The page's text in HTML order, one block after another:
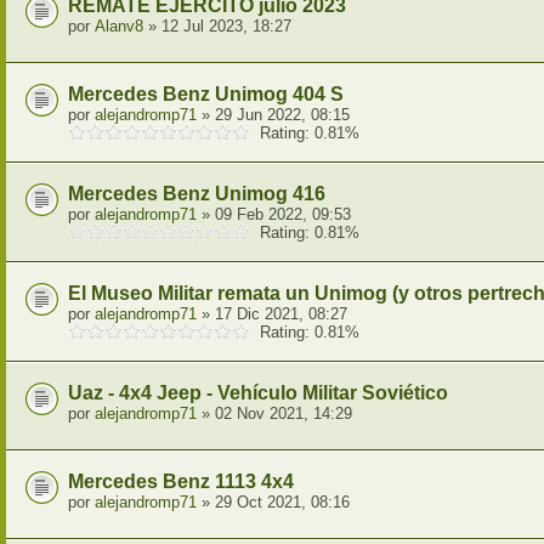
REMATE EJERCITO julio 2023
por Alanv8 » 12 Jul 2023, 18:27
Mercedes Benz Unimog 404 S
por alejandromp71 » 29 Jun 2022, 08:15
Rating: 0.81%
Mercedes Benz Unimog 416
por alejandromp71 » 09 Feb 2022, 09:53
Rating: 0.81%
El Museo Militar remata un Unimog (y otros
por alejandromp71 » 17 Dic 2021, 08:27
Rating: 0.81%
Uaz - 4x4 Jeep - Vehículo Militar Soviético
por alejandromp71 » 02 Nov 2021, 14:29
Mercedes Benz 1113 4x4
por alejandromp71 » 29 Oct 2021, 08:16